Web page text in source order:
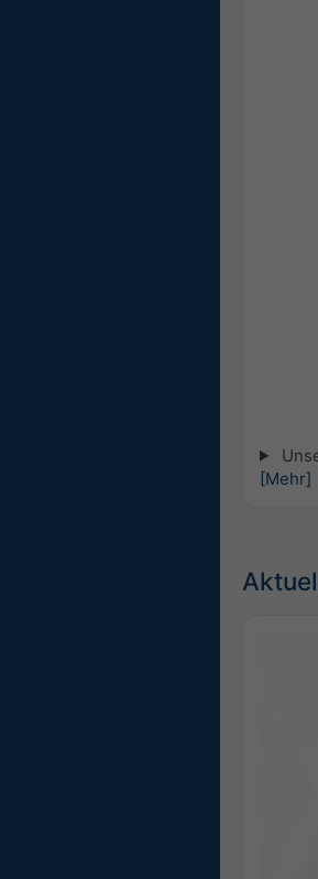
[Mehr]